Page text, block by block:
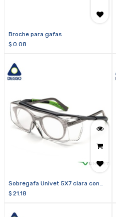
Broche para gafas
$ 0.08
Sobregafa Univet 5X7 clara con
tecnología Vanguard PLUS
$ 21.18